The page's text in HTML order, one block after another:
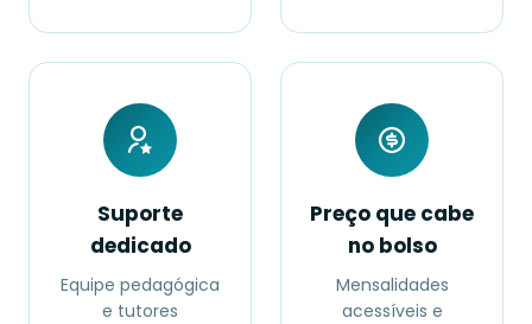
Suporte
dedicado
Equipe pedagógica
e tutores
Preço que cabe
no bolso
Mensalidades
acessíveis e